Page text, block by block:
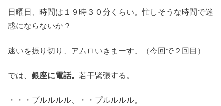
日曜日、時間は１９時３０分くらい。忙しそうな時間で迷
惑にならないか？
迷いを振り切り、アムロいきまーす。（今回で２回目）
では、 銀座に電話。 若干緊張する。
・・・プルルルル、・・プルルルル。